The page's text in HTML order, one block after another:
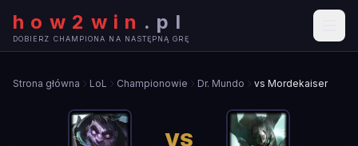
how2win . pl
DOBIERZ CHAMPIONA NA NASTĘPNĄ GRĘ
Strona główna LoL Championowie Dr. Mundo vs Mordekaiser
VS